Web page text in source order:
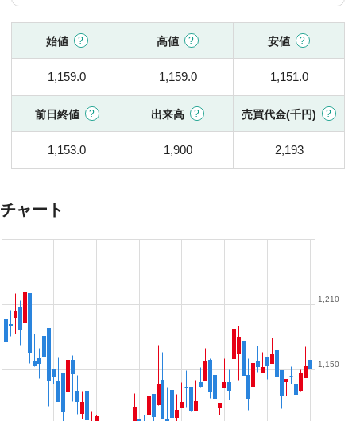
始値 高値 安値
1,159.0 1,159.0 1,151.0
前日終値 出来高 売買代金(千円)
1,153.0 1,900 2,193
チャート
1,150
1,210